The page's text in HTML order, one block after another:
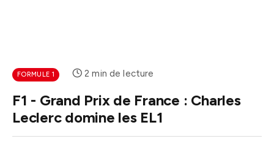
FORMULE 1 2 min de lecture
F1 - Grand Prix de France : Charles
Leclerc domine les EL1